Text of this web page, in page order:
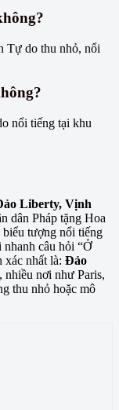
Tự do thu nhỏ, nổi
nổi tiếng tại khu
Liberty, Vịnh
dân Pháp tặng Hoa
tượng nổi tiếng
câu hỏi “Ở
xác nhất là: Đảo
nhiều nơi như Paris,
thu nhỏ hoặc mô